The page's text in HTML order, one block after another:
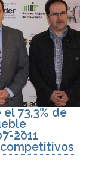
73,3% de
2011